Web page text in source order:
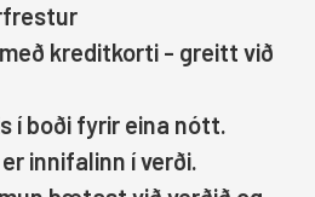
Reykjavík Nordica
Konsúlat Hotel
Reykjavík City Centre
Herbergi
Þjónusta
kreditkorti - greitt við
í boði fyrir eina nótt.
innifalinn í verði.